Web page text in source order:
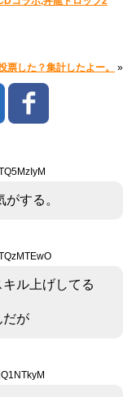
票した？集計したよー。 »
する。
ル上げしてる
だが